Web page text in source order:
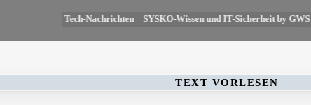
Tech-Nachrichten – SYSKO-Wissen und IT-Sicherheit by GWS
TEXT VORLESEN